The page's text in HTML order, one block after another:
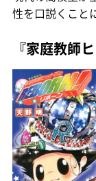
性を口説くこと
『家庭教師